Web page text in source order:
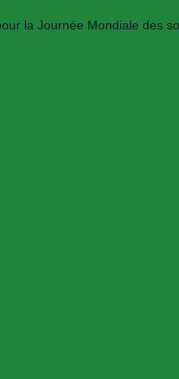
la Journée Mondiale des